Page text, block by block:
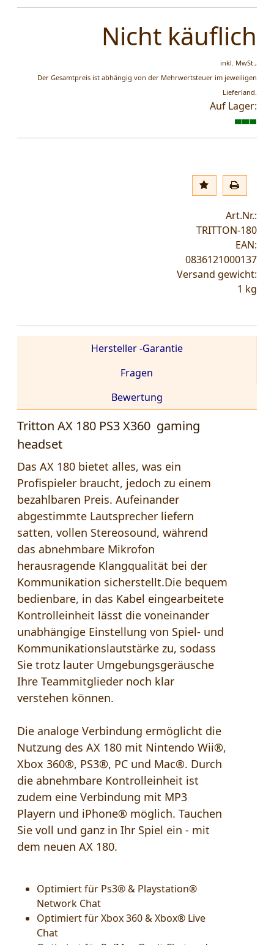
Nicht käuflich
inkl. MwSt.,
Der Gesamtpreis ist abhängig von der Mehrwertsteuer im jeweiligen
Lieferland.
Auf Lager:
Art.Nr.:
TRITTON-180
EAN:
0836121000137
Versand gewicht:
1 kg
Tritton AX 180 PS3 X360 gaming
headset
Das AX 180 bietet alles, was ein
Profispieler braucht, jedoch zu einem
bezahlbaren Preis. Aufeinander
abgestimmte Lautsprecher liefern
satten, vollen Stereosound, während
das abnehmbare Mikrofon
herausragende Klangqualität bei der
Kommunikation sicherstellt.Die bequem
bedienbare, in das Kabel eingearbeitete
Kontrolleinheit lässt die voneinander
unabhängige Einstellung von Spiel- und
Kommunikationslautstärke zu, sodass
Sie trotz lauter Umgebungsgeräusche
Ihre Teammitglieder noch klar
verstehen können.
Die analoge Verbindung ermöglicht die
Nutzung des AX 180 mit Nintendo Wii®,
Xbox 360®, PS3®, PC und Mac®. Durch
die abnehmbare Kontrolleinheit ist
zudem eine Verbindung mit MP3
Playern und iPhone® möglich. Tauchen
Sie voll und ganz in Ihr Spiel ein - mit
dem neuen AX 180.
Optimiert für Ps3® & Playstation®
Network Chat
Optimiert für Xbox 360 & Xbox® Live
Chat
Hersteller -Garantie
Fragen
Bewertung